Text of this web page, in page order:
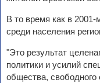
В то время как в 2001-
среди населения
"Это результат
политики и усилий
общества, свободного